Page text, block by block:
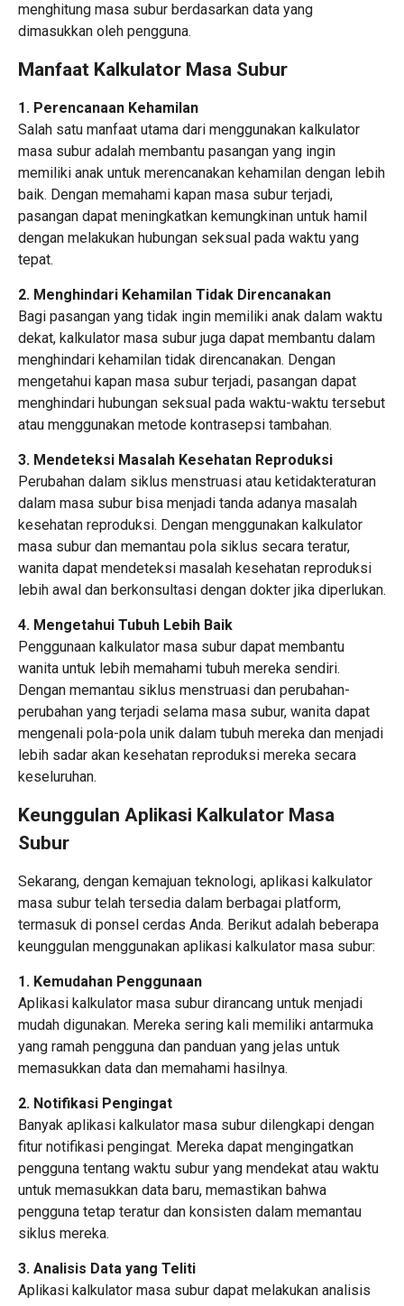
menghitung masa subur berdasarkan data yang
dimasukkan oleh pengguna.
Manfaat Kalkulator Masa Subur
1. Perencanaan Kehamilan
Salah satu manfaat utama dari menggunakan kalkulator
masa subur adalah membantu pasangan yang ingin
memiliki anak untuk merencanakan kehamilan dengan lebih
baik. Dengan memahami kapan masa subur terjadi,
pasangan dapat meningkatkan kemungkinan untuk hamil
dengan melakukan hubungan seksual pada waktu yang
tepat.
2. Menghindari Kehamilan Tidak Direncanakan
Bagi pasangan yang tidak ingin memiliki anak dalam waktu
dekat, kalkulator masa subur juga dapat membantu dalam
menghindari kehamilan tidak direncanakan. Dengan
mengetahui kapan masa subur terjadi, pasangan dapat
menghindari hubungan seksual pada waktu-waktu tersebut
atau menggunakan metode kontrasepsi tambahan.
3. Mendeteksi Masalah Kesehatan Reproduksi
Perubahan dalam siklus menstruasi atau ketidakteraturan
dalam masa subur bisa menjadi tanda adanya masalah
kesehatan reproduksi. Dengan menggunakan kalkulator
masa subur dan memantau pola siklus secara teratur,
wanita dapat mendeteksi masalah kesehatan reproduksi
lebih awal dan berkonsultasi dengan dokter jika diperlukan.
4. Mengetahui Tubuh Lebih Baik
Penggunaan kalkulator masa subur dapat membantu
wanita untuk lebih memahami tubuh mereka sendiri.
Dengan memantau siklus menstruasi dan perubahan-
perubahan yang terjadi selama masa subur, wanita dapat
mengenali pola-pola unik dalam tubuh mereka dan menjadi
lebih sadar akan kesehatan reproduksi mereka secara
keseluruhan.
Keunggulan Aplikasi Kalkulator Masa
Subur
Sekarang, dengan kemajuan teknologi, aplikasi kalkulator
masa subur telah tersedia dalam berbagai platform,
termasuk di ponsel cerdas Anda. Berikut adalah beberapa
keunggulan menggunakan aplikasi kalkulator masa subur:
1. Kemudahan Penggunaan
Aplikasi kalkulator masa subur dirancang untuk menjadi
mudah digunakan. Mereka sering kali memiliki antarmuka
yang ramah pengguna dan panduan yang jelas untuk
memasukkan data dan memahami hasilnya.
2. Notifikasi Pengingat
Banyak aplikasi kalkulator masa subur dilengkapi dengan
fitur notifikasi pengingat. Mereka dapat mengingatkan
pengguna tentang waktu subur yang mendekat atau waktu
untuk memasukkan data baru, memastikan bahwa
pengguna tetap teratur dan konsisten dalam memantau
siklus mereka.
3. Analisis Data yang Teliti
Aplikasi kalkulator masa subur dapat melakukan analisis